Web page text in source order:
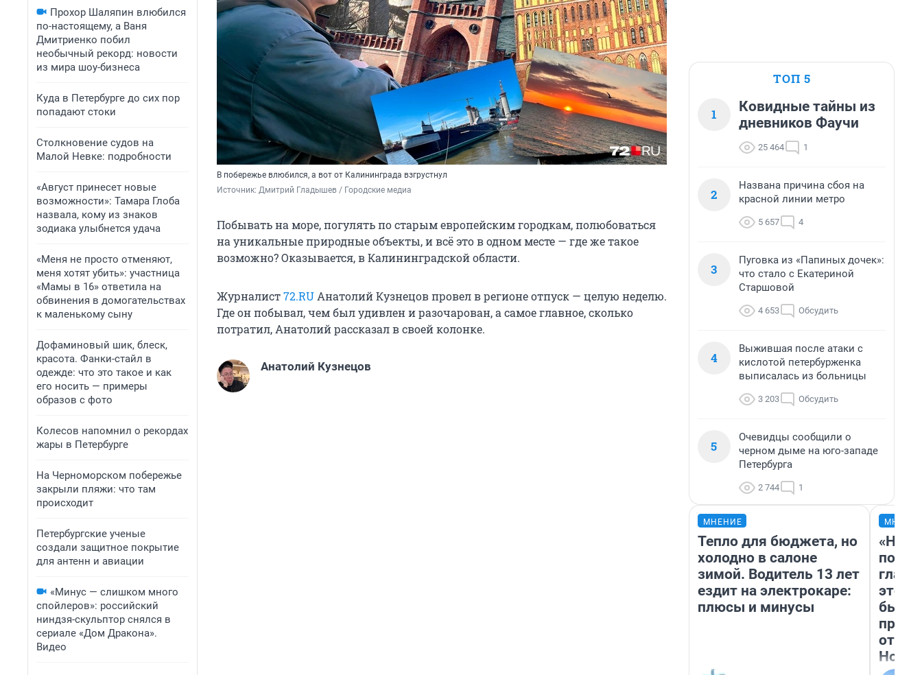
Прохор Шаляпин влюбился
по-настоящему, а Ваня
Дмитриенко побил
необычный рекорд: новости
из мира шоу-бизнеса
Куда в Петербурге до сих пор
попадают стоки
Столкновение судов на
Малой Невке: подробности
«Август принесет новые
возможности»: Тамара Глоба
назвала, кому из знаков
зодиака улыбнется удача
«Меня не просто отменяют,
меня хотят убить»: участница
«Мамы в 16» ответила на
обвинения в домогательствах
к маленькому сыну
Дофаминовый шик, блеск,
красота. Фанки-стайл в
одежде: что это такое и как
его носить — примеры
образов с фото
Колесов напомнил о рекордах
жары в Петербурге
На Черноморском побережье
закрыли пляжи: что там
происходит
Петербургские ученые
создали защитное покрытие
для антенн и авиации
«Минус — слишком много
спойлеров»: российский
ниндзя-скульптор снялся в
сериале «Дом Дракона».
Видео
В побережье влюбился, а вот от Калининграда взгрустнул
Источник: Дмитрий Гладышев / Городские медиа
Побывать на море, погулять по старым европейским городкам, полюбоваться
на уникальные природные объекты, и всё это в одном месте — где же такое
возможно? Оказывается, в Калининградской области.
Журналист72.RU Анатолий Кузнецов провел в регионе отпуск — целую неделю.
Где он побывал, чем был удивлен и разочарован, а самое главное, сколько
потратил, Анатолий рассказал в своей колонке.
Анатолий Кузнецов
ТОП 5
1
Ковидные тайны из
дневников Фаучи
25 464 1
2
Названа причина сбоя на
красной линии метро
5 657 4
3
Пуговка из «Папиных дочек»:
что стало с Екатериной
Старшовой
4 653 Обсудить
4
Выжившая после атаки с
кислотой петербурженка
выписалась из больницы
3 203 Обсудить
5
Очевидцы сообщили о
черном дыме на юго-западе
Петербурга
2 744 1
МНЕНИЕ
Тепло для бюджета, но
холодно в салоне
зимой. Водитель 13 лет
ездит на электрокаре:
плюсы и минусы
этого
бьет